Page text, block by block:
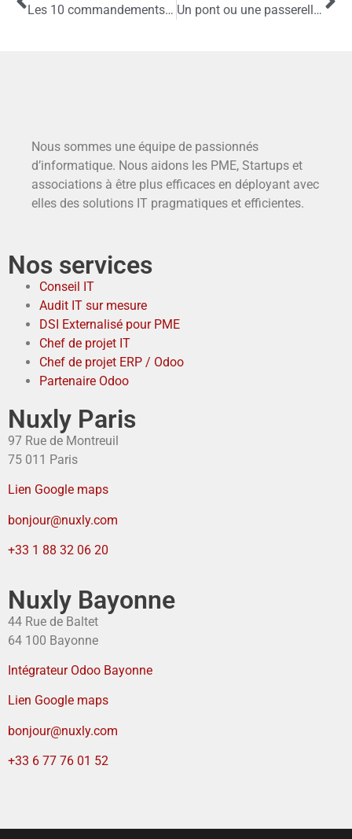
Les 10 commandements de la sécurité sur l’Internet Un pont ou une passerelle comptable, c’est quoi ?
Nous sommes une équipe de passionnés
d’informatique. Nous aidons les PME, Startups et
associations à être plus efficaces en déployant avec
elles des solutions IT pragmatiques et efficientes.
Nos services
Conseil IT
Audit IT sur mesure
DSI Externalisé pour PME
Chef de projet IT
Chef de projet ERP / Odoo
Partenaire Odoo
Nuxly Paris
97 Rue de Montreuil
75 011 Paris
Lien Google maps
bonjour@nuxly.com
+33 1 88 32 06 20
Nuxly Bayonne
44 Rue de Baltet
64 100 Bayonne
Intégrateur Odoo Bayonne
Lien Google maps
bonjour@nuxly.com
+33 6 77 76 01 52